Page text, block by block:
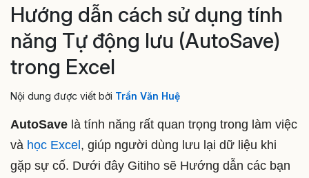
Hướng dẫn cách sử dụng tính
năng Tự động lưu (AutoSave)
trong Excel
Nội dung được viết bởi Trần Văn Huệ
AutoSave là tính năng rất quan trọng trong làm việc
và học Excel, giúp người dùng lưu lại dữ liệu khi
gặp sự cố. Dưới đây Gitiho sẽ Hướng dẫn các bạn